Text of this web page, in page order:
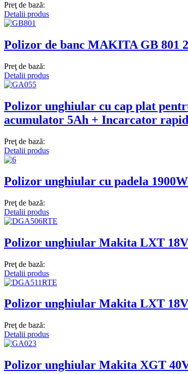
Preţ de bază:
Detalii produs
Polizor de banc MAKITA GB 801
Preţ de bază:
Detalii produs
Polizor unghiular cu cap plat
acumulator 5Ah + Incarcator rapid
Preţ de bază:
Detalii produs
Polizor unghiular cu padela
Preţ de bază:
Detalii produs
Polizor unghiular Makita LXT
Preţ de bază:
Detalii produs
Polizor unghiular Makita LXT
Preţ de bază:
Detalii produs
Polizor unghiular Makita XGT